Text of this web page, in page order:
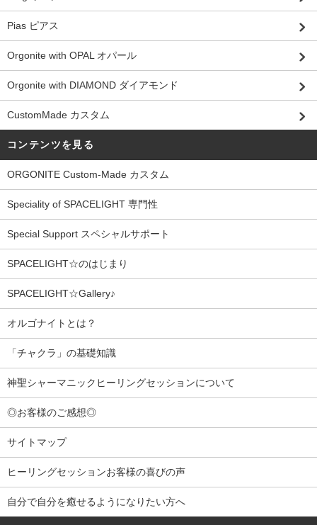
Pias ピアス
Orgonite with OPAL オパール
Orgonite with DIAMOND ダイアモンド
CustomMade カスタム
コンテンツを見る
ORGONITE Custom-Made カスタム
Speciality of SPACELIGHT 専門性
Special Support スペシャルサポート
SPACELIGHT☆のはじまり
SPACELIGHT☆Gallery♪
オルゴナイトとは？
「チャクラ」の基礎知識
神聖シャーマニックヒーリングセッションについて
◎お客様のご感想◎
サイトマップ
ヒーリングセッションお客様の喜びの声
自分で自分を癒せるようになりたい方へ